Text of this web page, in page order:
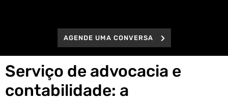
AGENDE UMA CONVERSA
Serviço de advocacia e
contabilidade: a